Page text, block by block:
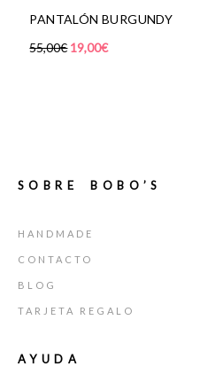
BURGUNDY
SOBRE BOBO’S
HANDMADE
CONTACTO
BLOG
TARJETA REGALO
AYUDA